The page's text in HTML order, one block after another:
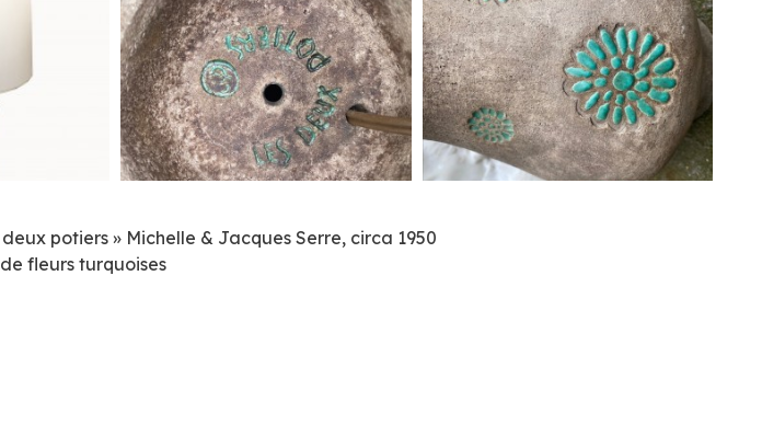
potiers » Michelle & Jacques Serre, circa 1950
fleurs turquoises